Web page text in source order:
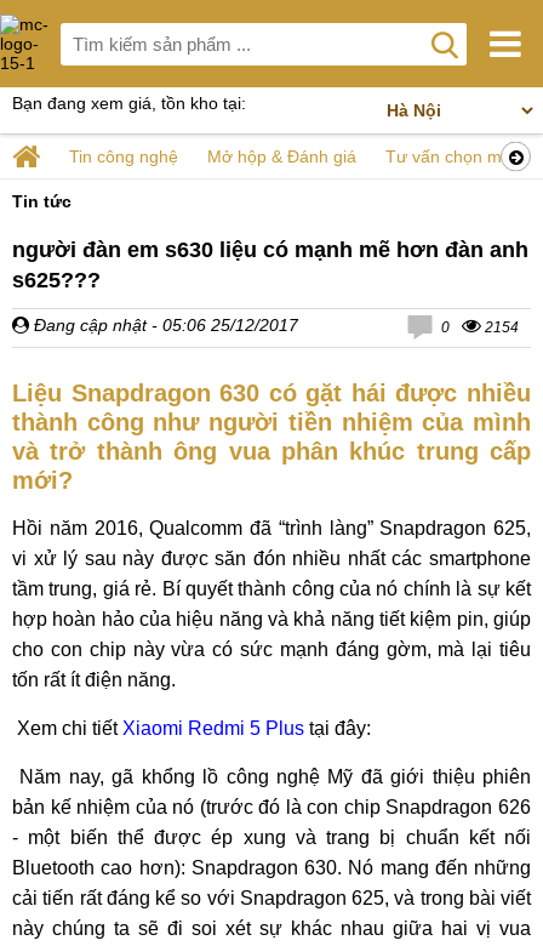
Bạn đang xem giá, tồn kho tại:
Tin công nghệ Mở hộp & Đánh giá Tư vấn chọn mua
Tin tức
người đàn em s630 liệu có mạnh mẽ hơn đàn anh
s625???
Đang cập nhật - 05:06 25/12/2017 0 2154
Liệu Snapdragon 630 có gặt hái được nhiều
thành công như người tiền nhiệm của mình
và trở thành ông vua phân khúc trung cấp
mới?
Hồi năm 2016, Qualcomm đã “trình làng” Snapdragon 625,
vi xử lý sau này được săn đón nhiều nhất các smartphone
tầm trung, giá rẻ. Bí quyết thành công của nó chính là sự kết
hợp hoàn hảo của hiệu năng và khả năng tiết kiệm pin, giúp
cho con chip này vừa có sức mạnh đáng gờm, mà lại tiêu
tốn rất ít điện năng.
Xem chi tiết Xiaomi Redmi 5 Plus tại đây:
Năm nay, gã khổng lồ công nghệ Mỹ đã giới thiệu phiên
bản kế nhiệm của nó (trước đó là con chip Snapdragon 626
- một biến thể được ép xung và trang bị chuẩn kết nối
Bluetooth cao hơn): Snapdragon 630. Nó mang đến những
cải tiến rất đáng kể so với Snapdragon 625, và trong bài viết
này chúng ta sẽ đi soi xét sự khác nhau giữa hai vị vua